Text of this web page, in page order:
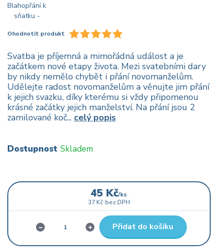
Ohodnotit produkt
Svatba je příjemná a mimořádná událost a je
začátkem nové etapy života. Mezi svatebními dary
by nikdy nemělo chybět i přání novomanželům.
Udělejte radost novomanželům a věnujte jim přání
k jejich svazku, díky kterému si vždy připomenou
krásné začátky jejich manželství. Na přání jsou 2
zamilované koč... celý popis
Dostupnost Skladem
45 Kč/ks
37 Kč bez DPH
Přidat do košíku